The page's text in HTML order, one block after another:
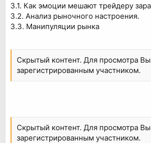
3.1. Как эмоции мешают трейдеру
3.2. Анализ рыночного настроения.
3.3. Манипуляции рынка
Скрытый контент. Для просмотра
зарегистрированным участником.
Скрытый контент. Для просмотра
зарегистрированным участником.